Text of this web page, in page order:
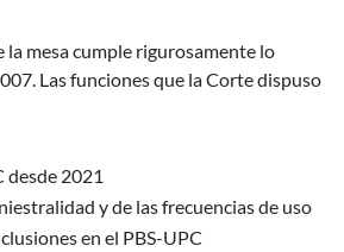
la mesa cumple rigurosamente lo
Las funciones que la Corte dispuso
desde 2021
y de las frecuencias de uso
en el PBS-UPC